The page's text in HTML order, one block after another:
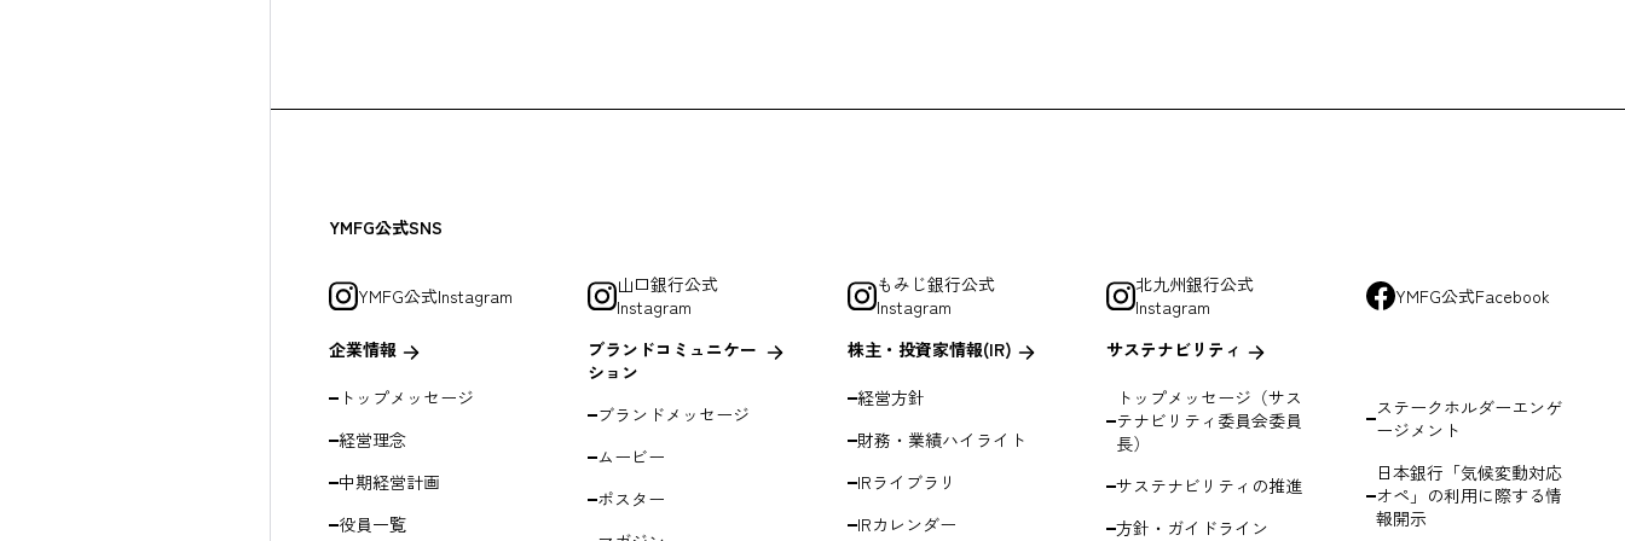
リンク元には、「山口フィナンシャルグループホームページへリンクします」等の文言を配置し、利用者へリンク元と山口フィナン
けたり、リンクできること自体をセールスポイントとして営利の対象とする場合のリンクはお断りします。
リンクにより当社の社会的信用を損ないまたは当社に経済的損失が生じるおそれのある態様によるリンクはお断りします。
また、違法のおそれがあるもの、公序良俗に反するもの、山口フィナンシャルグループのお客さま・株主さま・従業員の信用や名誉
を傷つけるもの、山口フィナンシャルグループと特別な関係にあると誤認を与えるもの、リンク自体をセールスポイントとして営利
の対象とするもの等のホームページからのリンクはお断りします。
※Webビーコンとは、特定のページに何回のアクセスが行われたかを計測するための技術です。
Google アナリティクス オプトアウトアドオン
Google ポリシーと規約
YMFG公式SNS
YMFG公式Instagram
山口銀行公式
Instagram
もみじ銀行公式
Instagram
北九州銀行公式
Instagram
YMFG公式Facebook
企業情報
トップメッセージ
経営理念
中期経営計画
役員一覧
ブランドコミュニケー
ション
ブランドメッセージ
ムービー
ポスター
株主・投資家情報(IR)
経営方針
財務・業績ハイライト
IRライブラリ
IRカレンダー
サステナビリティ
トップメッセージ（サス
テナビリティ委員会委員
長）
サステナビリティの推進
方針・ガイドライン
ステークホルダーエンゲ
ージメント
日本銀行「気候変動対応
オペ」の利用に際する情
報開示